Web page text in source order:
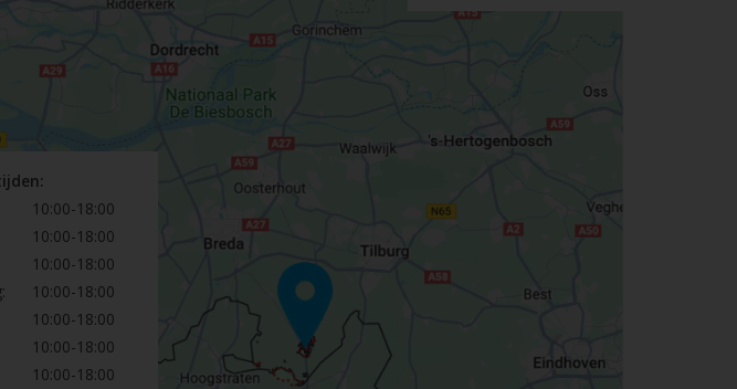
10:00-18:00
10:00-18:00
10:00-18:00
10:00-18:00
10:00-18:00
10:00-18:00
10:00-18:00